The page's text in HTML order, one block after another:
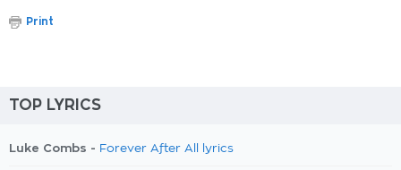
Print
TOP LYRICS
Luke Combs - Forever After All lyrics